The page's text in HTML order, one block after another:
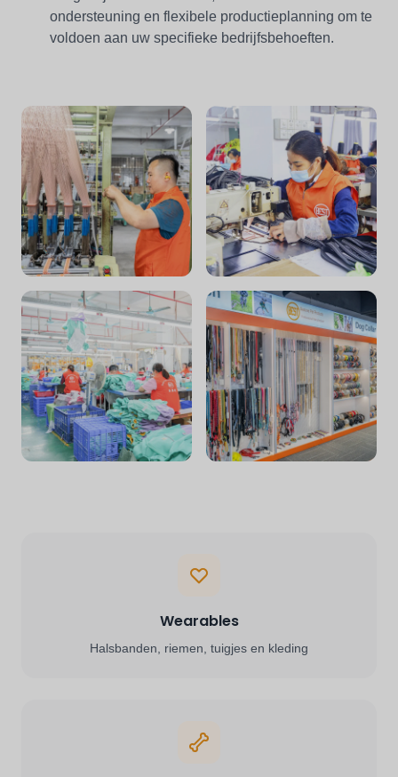
ondersteuning en flexibele productieplanning om te
voldoen aan uw specifieke bedrijfsbehoeften.
Wearables
Halsbanden, riemen, tuigjes en kleding